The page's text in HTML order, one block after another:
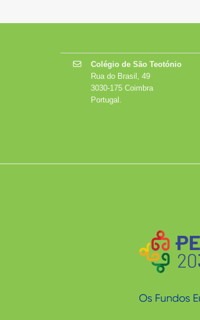
Colégio de São Teotónio
Rua do Brasil, 49
3030-175 Coimbra
Portugal.